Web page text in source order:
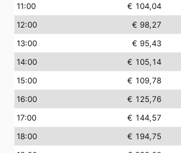
11:00
€ 104,04
12:00
€ 98,27
13:00
€ 95,43
14:00
€ 105,14
15:00
€ 109,78
16:00
€ 125,76
17:00
€ 144,57
18:00
€ 194,75